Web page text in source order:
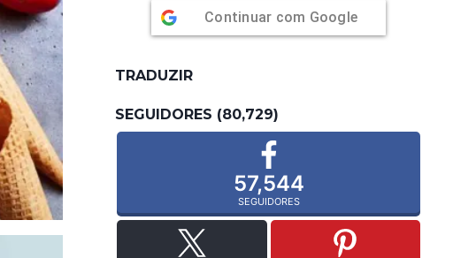
Continuar com Google
TRADUZIR
SEGUIDORES (80,729)
57,544
SEGUIDORES